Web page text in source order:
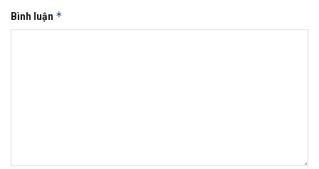
Bình luận *